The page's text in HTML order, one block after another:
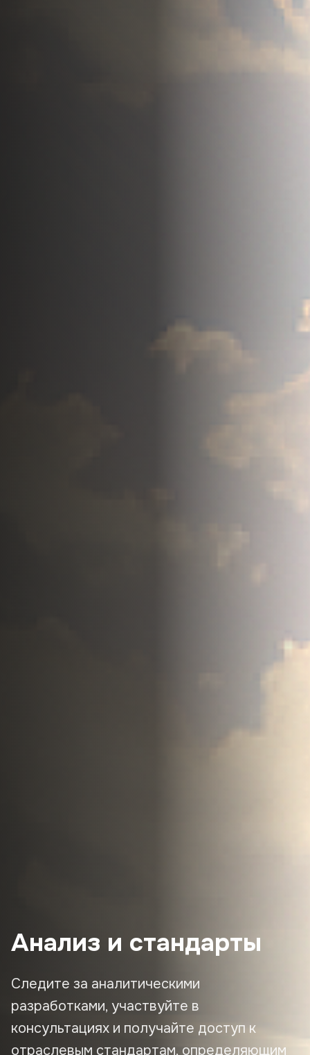
Анализ и стандарты
Следите за аналитическими
разработками, участвуйте в
консультациях и получайте доступ к
отраслевым стандартам, определяющим